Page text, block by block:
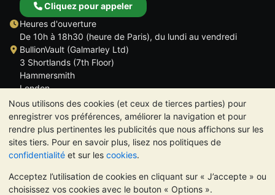
Nous utilisons des cookies (et ceux de tierces parties) pour
enregistrer vos préférences, améliorer la navigation et pour
rendre plus pertinentes les publicités que nous affichons sur les
sites tiers. Pour en savoir plus, lisez nos politiques de
confidentialité et sur les cookies.
Acceptez l’utilisation de cookies en cliquant sur « J’accepte » ou
choisissez vos cookies avec le bouton « Options ».
Cliquez pour appeler
Heures d'ouverture
De 10h à 18h30 (heure de Paris), du lundi au vendredi
BullionVault (Galmarley Ltd)
3 Shortlands (7th Floor)
Hammersmith
London
W6 8DA
ROYAUME UNI
TrustScore 4.6 | 534 avis
VEUILLEZ NOTER: La valeur des métaux précieux peut aussi